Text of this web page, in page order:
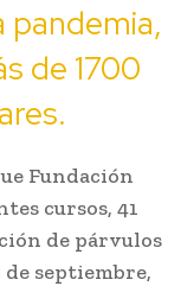
de 1700
Fundación
cursos, 41
de párvulos
septiembre,